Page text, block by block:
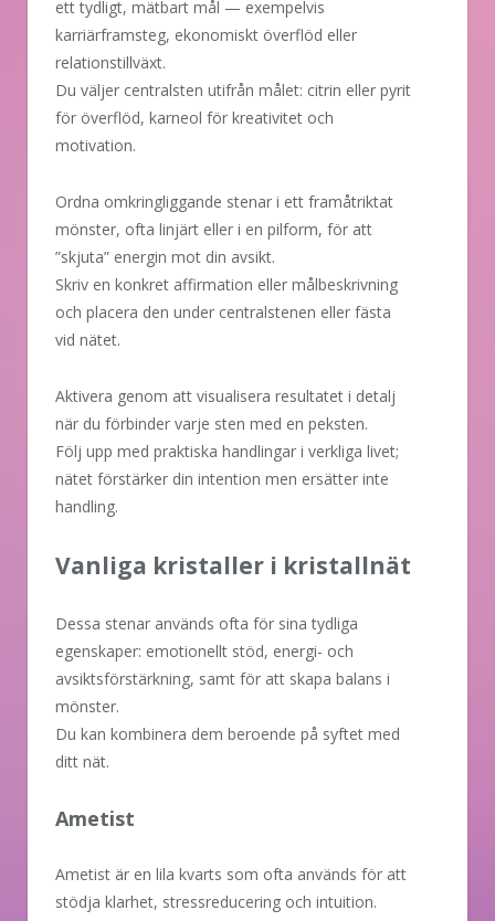
ett tydligt, mätbart mål — exempelvis
karriärframsteg, ekonomiskt överflöd eller
relationstillväxt.
Du väljer centralsten utifrån målet: citrin eller pyrit
för överflöd, karneol för kreativitet och
motivation.
Ordna omkringliggande stenar i ett framåtriktat
mönster, ofta linjärt eller i en pilform, för att
”skjuta” energin mot din avsikt.
Skriv en konkret affirmation eller målbeskrivning
och placera den under centralstenen eller fästa
vid nätet.
Aktivera genom att visualisera resultatet i detalj
när du förbinder varje sten med en peksten.
Följ upp med praktiska handlingar i verkliga livet;
nätet förstärker din intention men ersätter inte
handling.
Vanliga kristaller i kristallnät
Dessa stenar används ofta för sina tydliga
egenskaper: emotionellt stöd, energi- och
avsiktsförstärkning, samt för att skapa balans i
mönster.
Du kan kombinera dem beroende på syftet med
ditt nät.
Ametist
Ametist är en lila kvarts som ofta används för att
stödja klarhet, stressreducering och intuition.